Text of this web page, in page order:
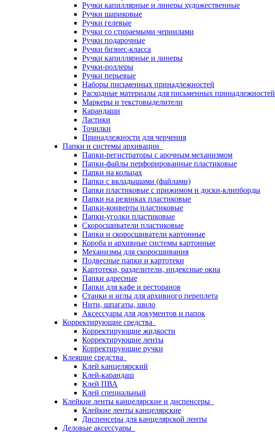
Ручки капиллярные и линеры художественные
Ручки шариковые
Ручки гелевые
Ручки со стираемыми чернилами
Ручки подарочные
Ручки бизнес-класса
Ручки капиллярные и линеры
Ручки-роллеры
Ручки перьевые
Наборы письменных принадлежностей
Расходные материалы для письменных принадлежностей
Маркеры и текстовыделители
Карандаши
Ластики
Точилки
Принадлежности для черчения
Папки и системы архивации
Папки-регистраторы с арочным механизмом
Папки-файлы перфорированные пластиковые
Папки на кольцах
Папки с вкладышами (файлами)
Папки пластиковые с прижимом и доски-клипборды
Папки на резинках пластиковые
Папки-конверты пластиковые
Папки-уголки пластиковые
Скоросшиватели пластиковые
Папки и скоросшиватели картонные
Короба и архивные системы картонные
Механизмы для скоросшивания
Подвесные папки и картотеки
Картотеки, разделители, индексные окна
Папки адресные
Папки для кафе и ресторанов
Станки и иглы для архивного переплета
Нити, шпагаты, шило
Аксессуары для документов и папок
Корректирующие средства
Корректирующие жидкости
Корректирующие ленты
Корректирующие ручки
Клеящие средства
Клей канцелярский
Клей-карандаш
Клей ПВА
Клей специальный
Клейкие ленты канцелярские и диспенсеры
Клейкие ленты канцелярские
Диспенсеры для канцелярской ленты
Деловые аксессуары